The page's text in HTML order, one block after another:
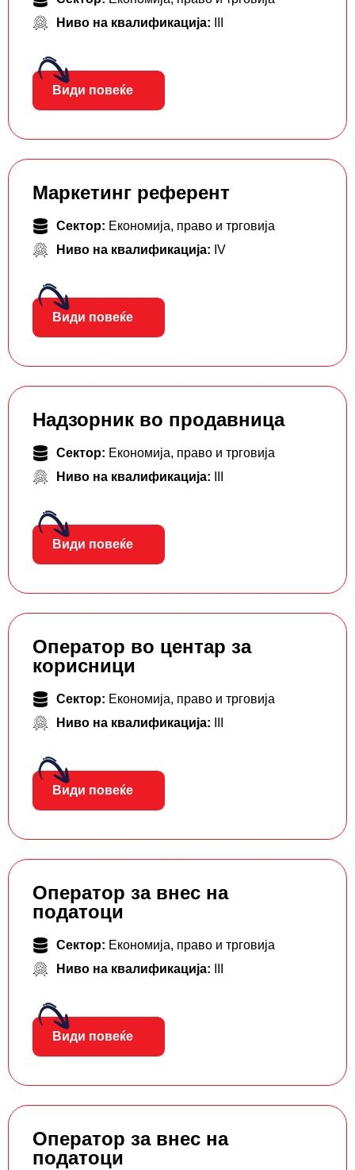
Ниво на квалификација:
Види повеќе
Маркетинг референт
Сектор: Економија, право и трговија
Ниво на квалификација: IV
Види повеќе
Надзорник во продавница
Сектор: Економија, право и трговија
Ниво на квалификација:
Види повеќе
Оператор во центар за
корисници
Сектор: Економија, право и трговија
Ниво на квалификација:
Види повеќе
Оператор за внес на
податоци
Сектор: Економија, право и трговија
Ниво на квалификација:
Види повеќе
Оператор за внес на
податоци